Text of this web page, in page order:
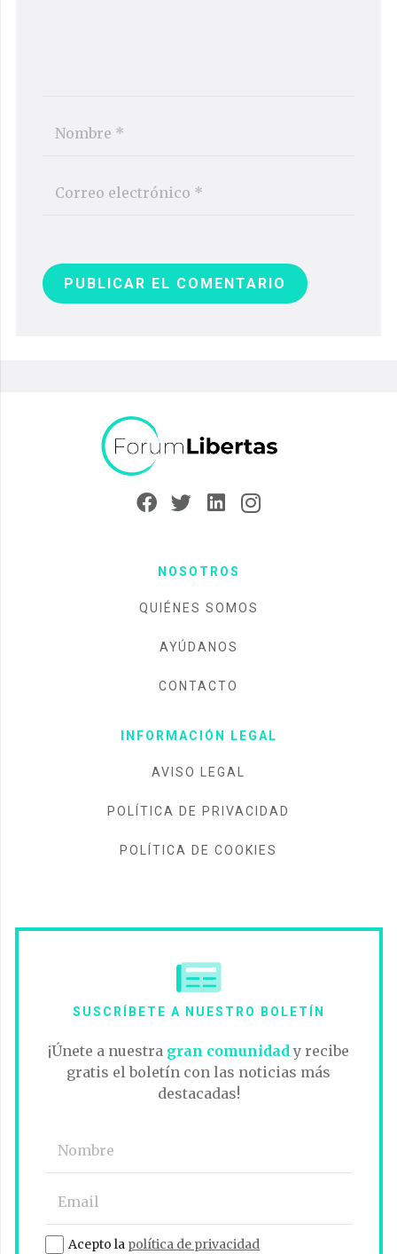
PUBLICAR EL COMENTARIO
NOSOTROS
QUIÉNES SOMOS
AYÚDANOS
CONTACTO
INFORMACIÓN LEGAL
AVISO LEGAL
POLÍTICA DE PRIVACIDAD
POLÍTICA DE COOKIES
SUSCRÍBETE A NUESTRO BOLETÍN
¡Únete a nuestra gran comunidady recibe
gratis el boletín con las noticias más
destacadas!
Acepto la política de privacidad